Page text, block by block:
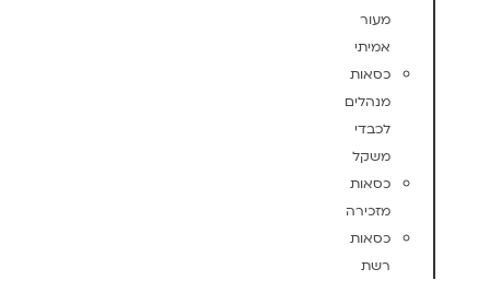
מעור
אמיתי
כסאות
מנהלים
לכבדי
משקל
כסאות
מזכירה
כסאות
רשת